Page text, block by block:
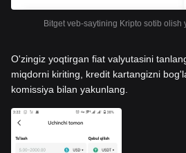
Bitget veb-saytining Kripto sotib olish
O'zingiz yoqtirgan fiat valyutasini
miqdorni kiriting, kredit kartangizni
komissiya bilan yakunlang.